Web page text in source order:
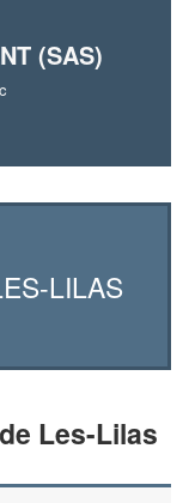
(SAS)
LILAS
Les-Lilas